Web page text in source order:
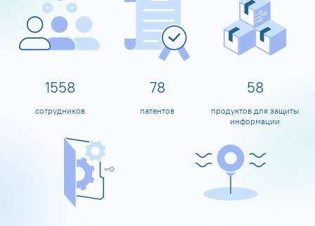
1600
сотрудников
80
патентов
60
продуктов для защиты
информации